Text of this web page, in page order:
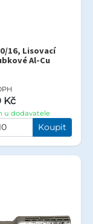
16, Lisovací
Al-Cu
Kč
u dodavatele
Koupit